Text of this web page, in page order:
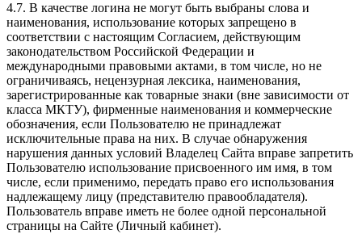
4.7. В качестве логина не могут быть выбраны слова и
наименования, использование которых запрещено в
соответствии с настоящим Согласием, действующим
законодательством Российской Федерации и
международными правовыми актами, в том числе, но не
ограничиваясь, нецензурная лексика, наименования,
зарегистрированные как товарные знаки (вне зависимости от
класса МКТУ), фирменные наименования и коммерческие
обозначения, если Пользователю не принадлежат
исключительные права на них. В случае обнаружения
нарушения данных условий Владелец Сайта вправе запретить
Пользователю использование присвоенного им имя, в том
числе, если применимо, передать право его использования
надлежащему лицу (представителю правообладателя).
Пользователь вправе иметь не более одной персональной
страницы на Сайте (Личный кабинет).